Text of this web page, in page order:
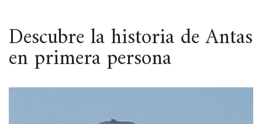
ESPACIO
Descubre la historia de Antas
en primera persona